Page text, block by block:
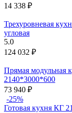
14 338 ₽
Трехуровневая
угловая
5.0
124 032 ₽
Прямая модульная
2140*3000*600
73 940 ₽
-25%
Готовая кухня КГ